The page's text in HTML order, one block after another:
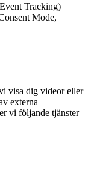
Tracking)
Mode,
visa dig videor eller
externa
vi följande tjänster